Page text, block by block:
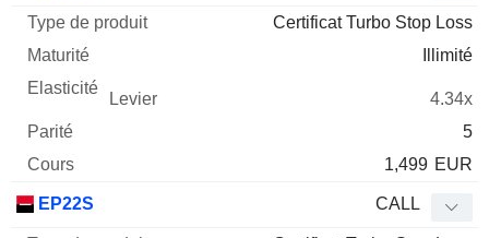
Certificat Turbo Stop Loss
Illimité
4.34x
5
1,499 EUR
EP22S CALL